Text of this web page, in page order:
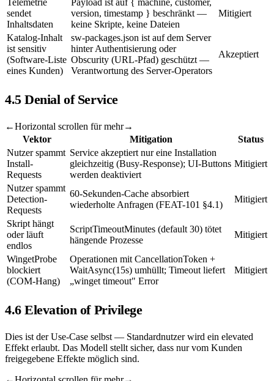
Telemetrie
sendet
Inhaltsdaten
Payload ist auf { machine, customer,
version, timestamp } beschränkt —
keine Skripte, keine Dateien
Mitigiert
Katalog-Inhalt
ist sensitiv
(Software-Liste
eines Kunden)
sw-packages.json ist auf dem Server
hinter Authentisierung oder
Obscurity (URL-Pfad) geschützt —
Verantwortung des Server-Operators
Akzeptiert
4.5 Denial of Service
←Horizontal scrollen für mehr→
Vektor
Mitigation
Status
Nutzer spammt
Install-
Requests
Service akzeptiert nur eine Installation
gleichzeitig (Busy-Response); UI-Buttons
werden deaktiviert
Mitigiert
Nutzer spammt
Detection-
Requests
60-Sekunden-Cache absorbiert
wiederholte Anfragen (FEAT-101 §4.1)
Mitigiert
Skript hängt
oder läuft
endlos
ScriptTimeoutMinutes (default 30) tötet
hängende Prozesse
Mitigiert
WingetProbe
blockiert
(COM-Hang)
Operationen mit CancellationToken +
WaitAsync(15s) umhüllt; Timeout liefert
„winget timeout" Error
Mitigiert
4.6 Elevation of Privilege
Dies ist der Use-Case selbst — Standardnutzer wird ein elevated
Effekt erlaubt. Das Modell stellt sicher, dass nur vom Kunden
freigegebene Effekte möglich sind.